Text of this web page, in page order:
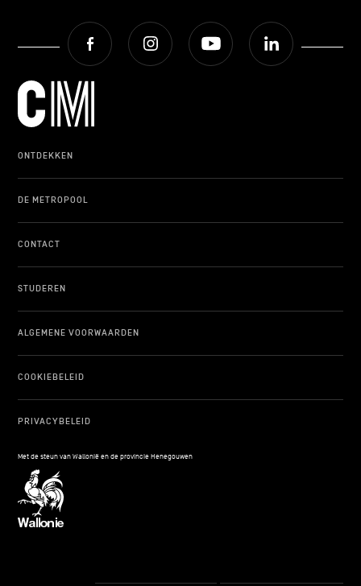
Facebook Instagram Youtube
ONTDEKKEN
DE METROPOOL
CONTACT
STUDEREN
ALGEMENE VOORWAARDEN
COOKIEBELEID
PRIVACYBELEID
Met de steun van Wallonië en de provincie Henegouwen